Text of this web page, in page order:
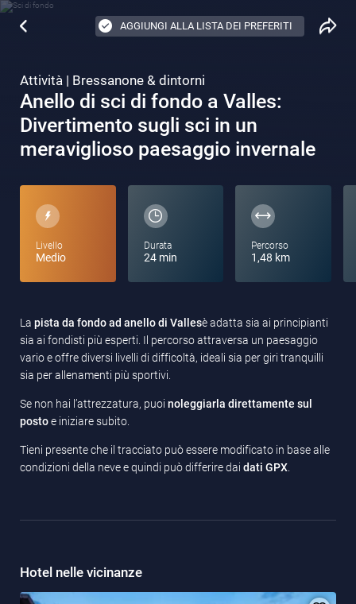
AGGIUNGI ALLA LISTA DEI PREFERITI
Attività | Bressanone & dintorni
Anello di sci di fondo a Valles:
Divertimento sugli sci in un
meraviglioso paesaggio invernale
Livello
Medio
Durata
24 min
Percorso
1,48 km
La pista da fondo ad anello di Vallesè adatta sia ai principianti
sia ai fondisti più esperti. Il percorso attraversa un paesaggio
vario e offre diversi livelli di difficoltà, ideali sia per giri tranquilli
sia per allenamenti più sportivi.
Se non hai l’attrezzatura, puoi noleggiarla direttamente sul
postoe iniziare subito.
Tieni presente che il tracciato può essere modificato in base alle
condizioni della neve e quindi può differire dai dati GPX
Hotel nelle vicinanze